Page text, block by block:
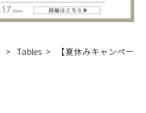
Tables 【夏休みキャンペー